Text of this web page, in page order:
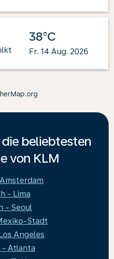
38°C
Fr. 14 Aug. 2026
beliebtesten
von KLM
- Lima
- Seoul
Stadt
Angeles
- Atlanta